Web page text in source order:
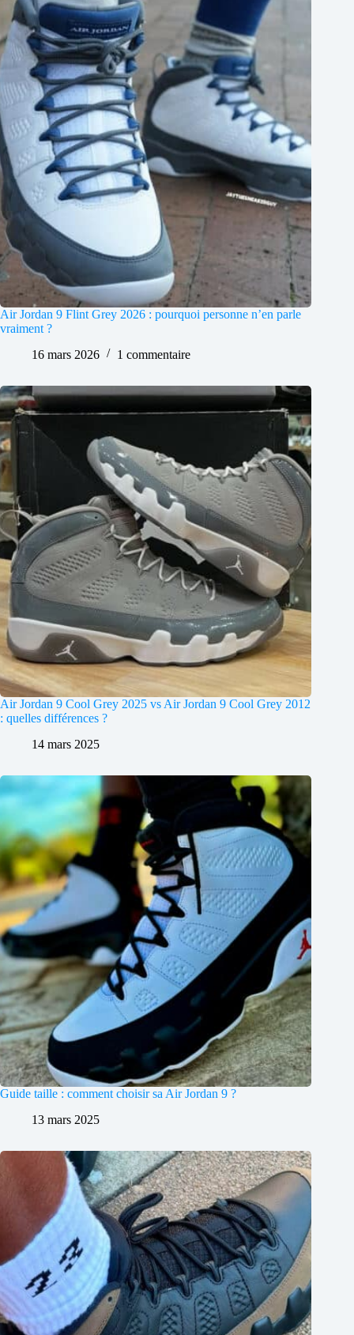
Air Jordan 9 Flint Grey 2026 : pourquoi personne n’en parle
vraiment ?
16 mars 2026
1 commentaire
Air Jordan 9 Cool Grey 2025 vs Air Jordan 9 Cool Grey 2012
: quelles différences ?
14 mars 2025
Guide taille : comment choisir sa Air Jordan 9 ?
13 mars 2025